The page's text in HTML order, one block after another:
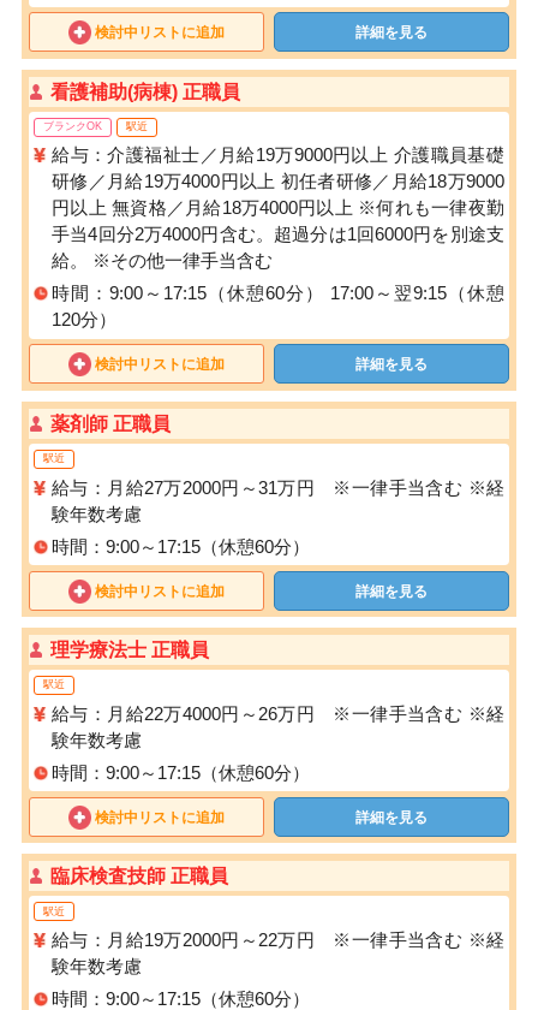
検討中リストに追加 詳細を見る
看護補助(病棟) 正職員
ブランクOK 駅近
給与：介護福祉士／月給19万9000円以上 介護職員基礎
研修／月給19万4000円以上 初任者研修／月給18万9000
円以上 無資格／月給18万4000円以上 ※何れも一律夜勤
手当4回分2万4000円含む。超過分は1回6000円を別途支
給。 ※その他一律手当含む
時間：9:00～17:15（休憩60分） 17:00～翌9:15（休憩
120分）
検討中リストに追加 詳細を見る
薬剤師 正職員
駅近
給与：月給27万2000円～31万円 ※一律手当含む ※経
験年数考慮
時間：9:00～17:15（休憩60分）
検討中リストに追加 詳細を見る
理学療法士 正職員
駅近
給与：月給22万4000円～26万円 ※一律手当含む ※経
験年数考慮
時間：9:00～17:15（休憩60分）
検討中リストに追加 詳細を見る
臨床検査技師 正職員
駅近
給与：月給19万2000円～22万円 ※一律手当含む ※経
験年数考慮
時間：9:00～17:15（休憩60分）